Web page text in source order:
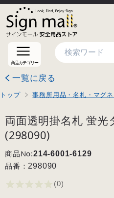
商品カテゴリー
検索
一覧に戻る
トップ 事務所用品・名札・マグネ
両面透明掛名札 蛍
(298090)
商品No:214-6001-6129
品番：298090
(0)